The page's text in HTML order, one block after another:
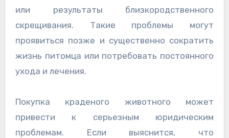
или результаты близкородственного
скрещивания. Такие проблемы могут
проявиться позже и существенно сократить
жизнь питомца или потребовать постоянного
ухода и лечения.
Покупка краденого животного может
привести к серьезным юридическим
проблемам. Если выяснится, что